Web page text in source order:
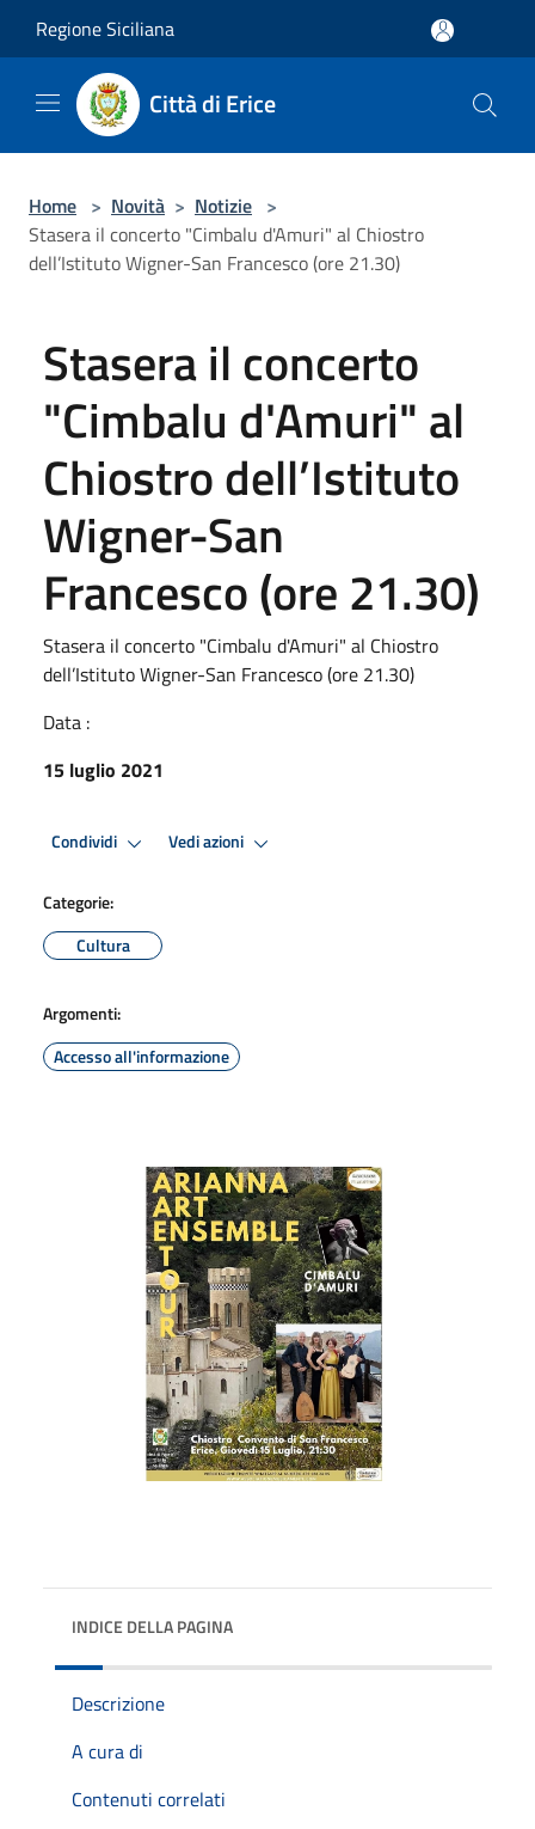
Regione Siciliana
Città di Erice
Home > Novità > Notizie >
Stasera il concerto "Cimbalu d'Amuri" al Chiostro
dell’Istituto Wigner-San Francesco (ore 21.30)
Stasera il concerto
"Cimbalu d'Amuri" al
Chiostro dell’Istituto
Wigner-San
Francesco (ore 21.30)
Stasera il concerto "Cimbalu d'Amuri" al Chiostro
dell’Istituto Wigner-San Francesco (ore 21.30)
Data :
15 luglio 2021
Condividi Vedi azioni
Categorie:
Cultura
Argomenti:
Accesso all'informazione
INDICE DELLA PAGINA
Descrizione
A cura di
Contenuti correlati